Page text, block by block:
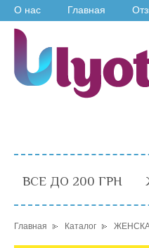
О нас Главная
ВСЕ ДО 200 ГРН
Главная Каталог